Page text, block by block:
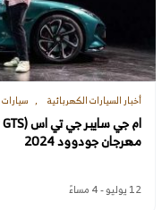
أخبار السيارات الكهربائية
مهرجان جودوود 2024
12 يوليو - 4 مساءً